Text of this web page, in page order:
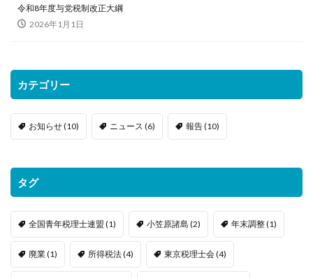
令和8年度与党税制改正大綱
2026年1月1日
カテゴリー
お知らせ(10) ニュース (6) 報告(10)
タグ
全国青年税理士連盟 (1) 小笠原諸島 (2) 年末調整(1)
廃業(1) 所得税法(4) 東京税理士会(4)